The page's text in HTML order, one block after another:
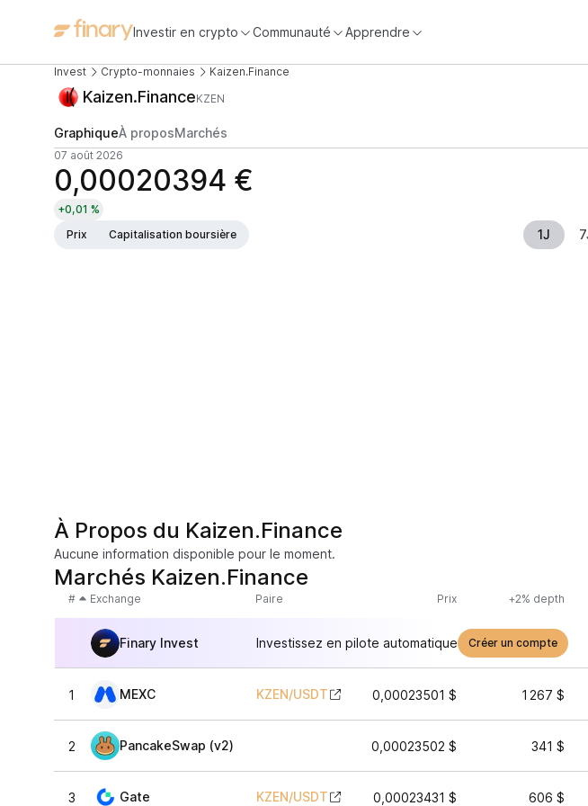
Investir en crypto Communauté Apprendre
Invest Crypto-monnaies Kaizen.Finance
Kaizen.FinanceKZEN
GraphiqueÀ proposMarchés
07 août 2026
0,00020394 €
+0,01 %
Prix
Capitalisation boursière 1J
À Propos du Kaizen.Finance
Aucune information disponible pour le moment.
Marchés Kaizen.Finance
# Exchange Paire Prix +2% depth
Finary Invest Investissez en pilote automatique Créer un compte
1 MEXC KZEN/USDT 0,00023501 $ 1 267 $
2 PancakeSwap (v2) 0,00023502 $ 341 $
3 Gate KZEN/USDT 0,00023431 $ 606 $